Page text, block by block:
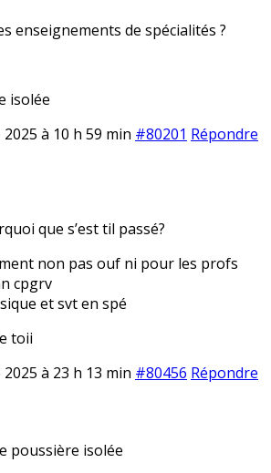
enseignements de spécialités ?
isolée
à 10 h 59 min #80201 Répondre
que s’est til passé?
non pas ouf ni pour les profs
cpgrv
et svt en spé
toii
à 23 h 13 min #80456 Répondre
poussière isolée